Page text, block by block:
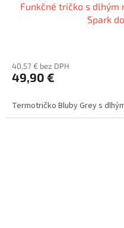
Funkčné tričko s dlhým
Spark
40,57 € bez DPH
49,90 €
Termotričko Bluby Grey s